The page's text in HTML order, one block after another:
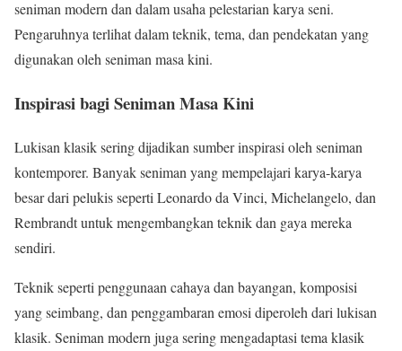
seniman modern dan dalam usaha pelestarian karya seni.
Pengaruhnya terlihat dalam teknik, tema, dan pendekatan yang
digunakan oleh seniman masa kini.
Inspirasi bagi Seniman Masa Kini
Lukisan klasik sering dijadikan sumber inspirasi oleh seniman
kontemporer. Banyak seniman yang mempelajari karya-karya
besar dari pelukis seperti Leonardo da Vinci, Michelangelo, dan
Rembrandt untuk mengembangkan teknik dan gaya mereka
sendiri.
Teknik seperti penggunaan cahaya dan bayangan, komposisi
yang seimbang, dan penggambaran emosi diperoleh dari lukisan
klasik. Seniman modern juga sering mengadaptasi tema klasik